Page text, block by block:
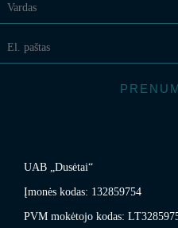
UAB „Dusėtai“
Įmonės kodas: 132859754
PVM mokėtojo kodas: